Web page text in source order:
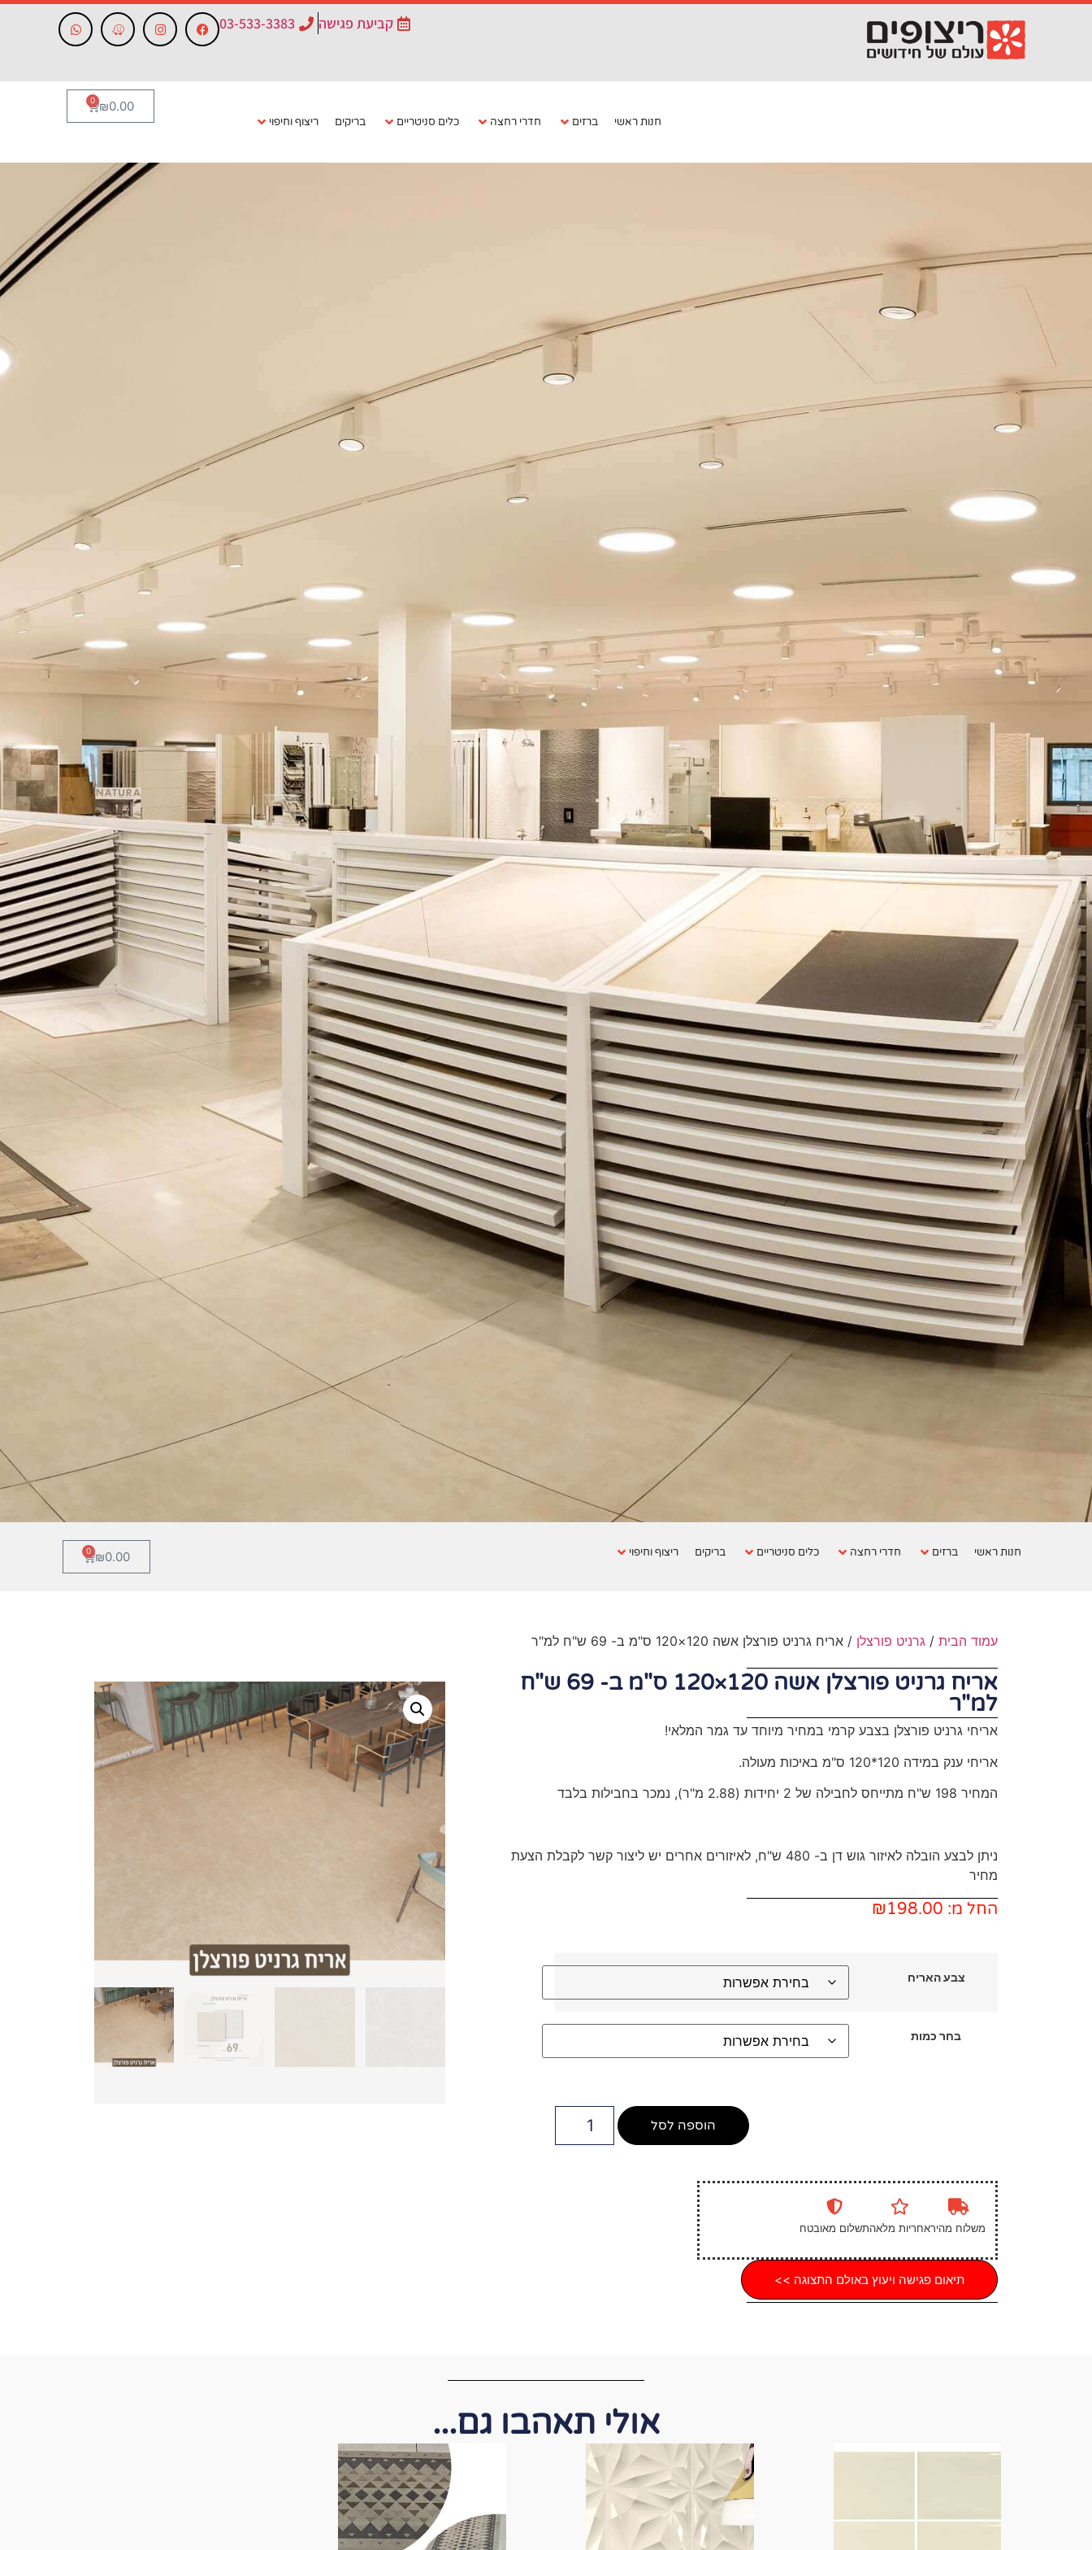
קביעת פגישה 03-533-3383
חנות ראשי ברזים חדרי רחצה כלים סניטריים בריקים ריצוף וחיפוי
₪0.00
0
חנות ראשי ברזים חדרי רחצה כלים סניטריים בריקים ריצוף וחיפוי ₪0.00
0
עמוד הבית/ גרניט פורצלן / אריח גרניט פורצלן אשה 120×120 ס"מ ב- 69 ש"ח למ"ר
אריח גרניט פורצלן אשה 120×120 ס"מ ב- 69 ש"ח
למ"ר
אריחי גרניט פורצלן בצבע קרמי במחיר מיוחד עד גמר המלאי!
אריחי ענק במידה 120*120 ס"מ באיכות מעולה.
המחיר 198 ש"ח מתייחס לחבילה של 2 יחידות (2.88 מ"ר), נמכר בחבילות בלבד
ניתן לבצע הובלה לאיזור גוש דן ב- 480 ש"ח, לאיזורים אחרים יש ליצור קשר לקבלת הצעת
מחיר
החל מ: ₪198.00
צבע האריח
בחר כמות
הוספה לסל
משלוח מהיראחריות מלאהתשלום מאובטח
תיאום פגישה ויעוץ באולם התצוגה >>
אולי תאהבו גם...